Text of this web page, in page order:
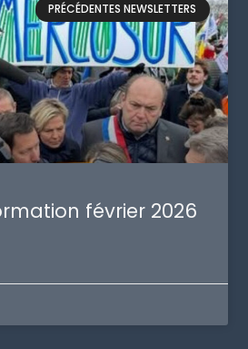
PRÉCÉDENTES NEWSLETTERS
février 2026